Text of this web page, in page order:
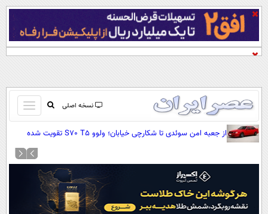
نسخه اصلی
باز
و
بسته
کردن
صفحه اول
آرشیو
نظرسنجی
آب و هوا
از جعبه امن سوئدی تا شکارچی خیابان؛ ولوو S70 T5 تقویت شده